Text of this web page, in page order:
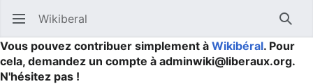
Ouvrir le menu principal Wikiberal
Vous pouvez contribuer simplement à Wikibéral. Pour
cela, demandez un compte à adminwiki@liberaux.org.
N'hésitez pas !